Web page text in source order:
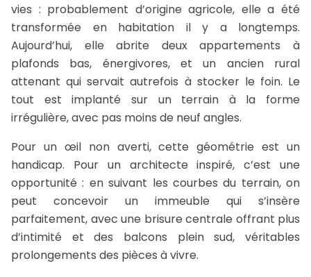
vies : probablement d’origine agricole, elle a été
transformée en habitation il y a longtemps.
Aujourd’hui, elle abrite deux appartements à
plafonds bas, énergivores, et un ancien rural
attenant qui servait autrefois à stocker le foin. Le
tout est implanté sur un terrain à la forme
irrégulière, avec pas moins de neuf angles.
Pour un œil non averti, cette géométrie est un
handicap. Pour un architecte inspiré, c’est une
opportunité : en suivant les courbes du terrain, on
peut concevoir un immeuble qui s’insère
parfaitement, avec une brisure centrale offrant plus
d’intimité et des balcons plein sud, véritables
prolongements des pièces à vivre.